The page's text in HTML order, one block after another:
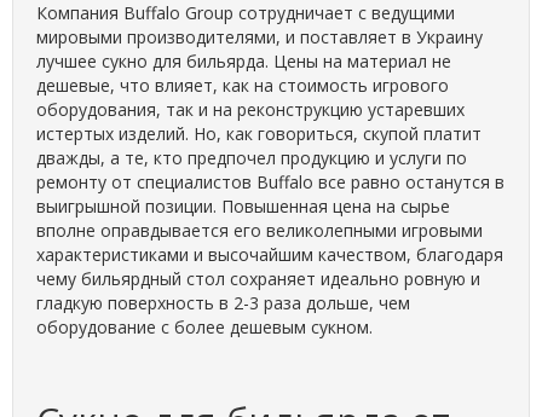
Компания Buffalo Group сотрудничает с ведущими
мировыми производителями, и поставляет в Украину
лучшее сукно для бильярда. Цены на материал не
дешевые, что влияет, как на стоимость игрового
оборудования, так и на реконструкцию устаревших
истертых изделий. Но, как говориться, скупой платит
дважды, а те, кто предпочел продукцию и услуги по
ремонту от специалистов Buffalo все равно останутся в
выигрышной позиции. Повышенная цена на сырье
вполне оправдывается его великолепными игровыми
характеристиками и высочайшим качеством, благодаря
чему бильярдный стол сохраняет идеально ровную и
гладкую поверхность в 2-3 раза дольше, чем
оборудование с более дешевым сукном.